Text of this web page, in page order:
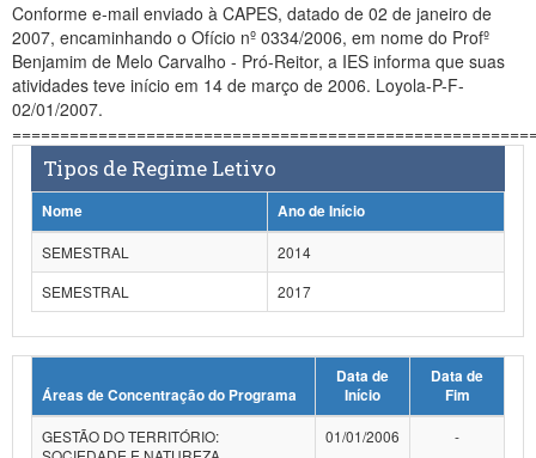
Ministério da Mulher, da Família e dos Direitos Humanos
Secretaria de Governo
Gabinete de Segurança Institucional
Banco Central do Brasil
Planalto
Conforme e-mail enviado à CAPES, datado de 02 de janeiro de
2007, encaminhando o Ofício nº 0334/2006, em nome do Profº
Benjamim de Melo Carvalho - Pró-Reitor, a IES informa que suas
atividades teve início em 14 de março de 2006. Loyola-P-F-
02/01/2007.
Tipos de Regime Letivo
Nome
Ano de Início
SEMESTRAL
2014
SEMESTRAL
2017
Áreas de Concentração do Programa
Data de
Início
Data de
Fim
GESTÃO DO TERRITÓRIO:
01/01/2006 -